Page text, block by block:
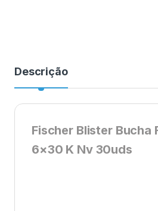
Descrição
Fischer Blister Bucha
6×30 K Nv 30uds